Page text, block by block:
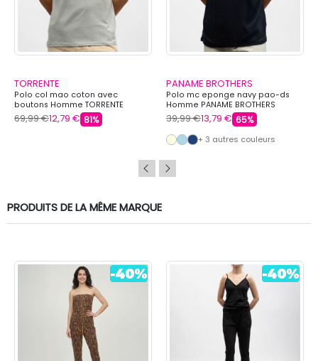
TORRENTE
Polo col mao coton avec
boutons Homme TORRENTE
69,99 €12,79 € 81%
PANAME BROTHERS
Polo mc eponge navy pao-ds
Homme PANAME BROTHERS
39,99 €13,79 € 65%
+ 3 autres couleurs
PRODUITS DE LA MÊME MARQUE